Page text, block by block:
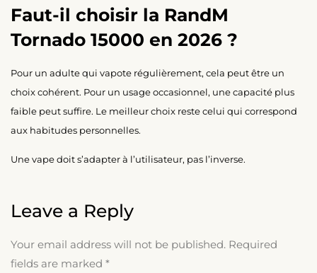
Faut-il choisir la RandM
Tornado 15000 en 2026 ?
Pour un adulte qui vapote régulièrement, cela peut être un
choix cohérent. Pour un usage occasionnel, une capacité plus
faible peut suffire. Le meilleur choix reste celui qui correspond
aux habitudes personnelles.
Une vape doit s’adapter à l’utilisateur, pas l’inverse.
Leave a Reply
Your email address will not be published. Required
fields are marked *